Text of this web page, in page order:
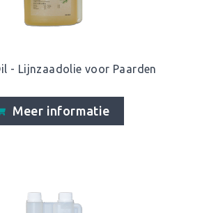
- Lijnzaadolie voor Paarden
Meer informatie